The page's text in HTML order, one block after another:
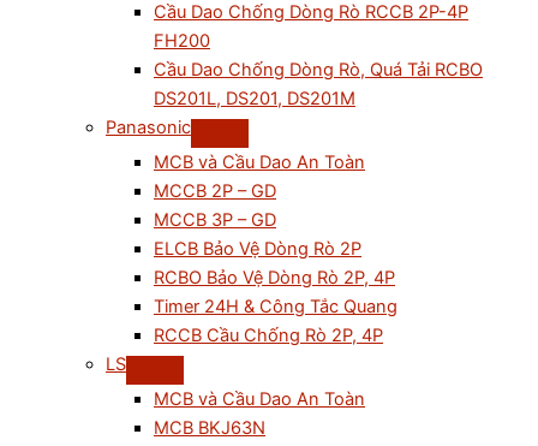
Cầu Dao Chống Dòng Rò RCCB 2P-4P
FH200
Cầu Dao Chống Dòng Rò, Quá Tải RCBO
DS201L, DS201, DS201M
Panasonic
MCB và Cầu Dao An Toàn
MCCB 2P – GD
MCCB 3P – GD
ELCB Bảo Vệ Dòng Rò 2P
RCBO Bảo Vệ Dòng Rò 2P, 4P
Timer 24H & Công Tắc Quang
RCCB Cầu Chống Rò 2P, 4P
LS
MCB và Cầu Dao An Toàn
MCB BKJ63N